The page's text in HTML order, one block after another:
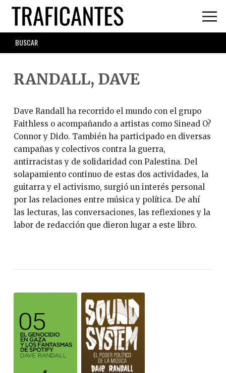
Skip
main
content
SEARCH
FORM
RANDALL, DAVE
Dave Randall ha recorrido el mundo con el grupo
Faithless o acompañando a artistas como Sinead O?
Connor y Dido. También ha participado en diversas
campañas y colectivos contra la guerra,
antirracistas y de solidaridad con Palestina. Del
solapamiento continuo de estas dos actividades, la
guitarra y el activismo, surgió un interés personal
por las relaciones entre música y política. De ahí
las lecturas, las conversaciones, las reflexiones y la
labor de redacción que dieron lugar a este libro.